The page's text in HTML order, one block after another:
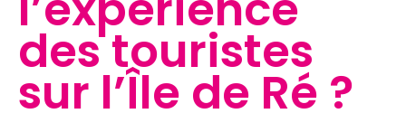
des touristes
sur l’Île de Ré ?